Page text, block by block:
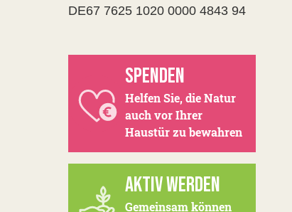
DE67 7625 1020 0000 4843 94
SPENDEN
Helfen Sie, die Natur
auch vor Ihrer
Haustür zu bewahren
AKTIV WERDEN
Gemeinsam können